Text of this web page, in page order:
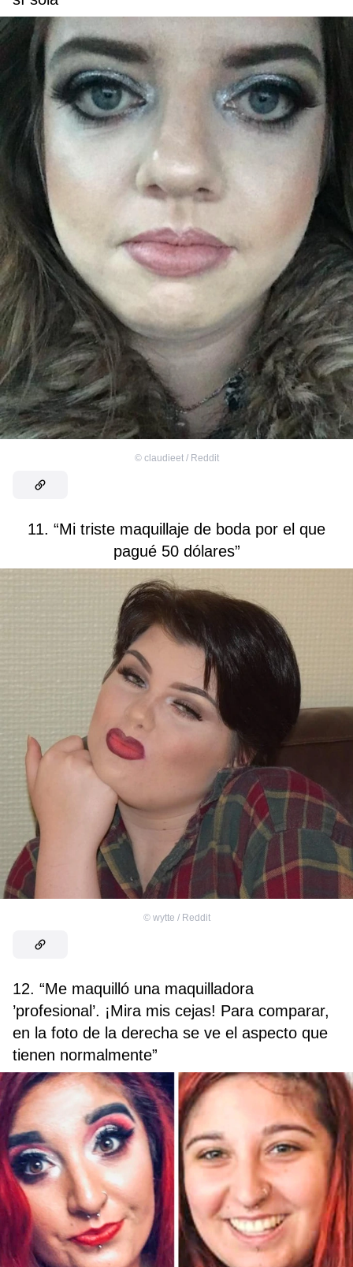
© claudieet / Reddit
11. “Mi triste maquillaje de boda por el que
pagué 50 dólares”
© wytte / Reddit
12. “Me maquilló una maquilladora
’profesional’. ¡Mira mis cejas! Para comparar,
en la foto de la derecha se ve el aspecto que
tienen normalmente”